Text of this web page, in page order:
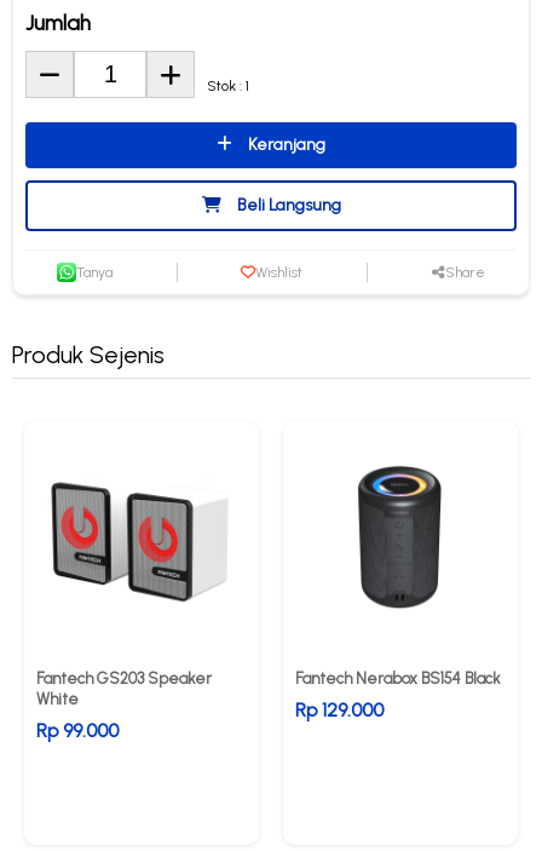
Jumlah
Stok : 1
Keranjang
Beli Langsung
Tanya Wishlist Share
Produk Sejenis
Fantech GS203 Speaker
White
Rp 99.000
Fantech Nerabox BS154 Black
Rp 129.000